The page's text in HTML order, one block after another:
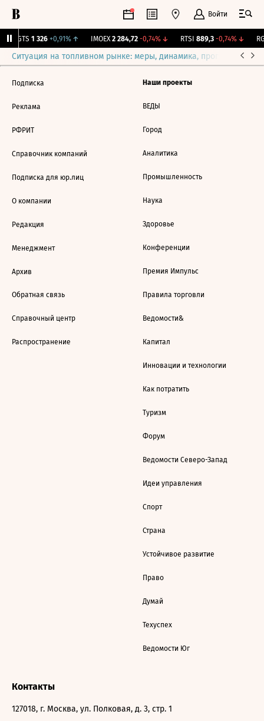
Войти
MGTS 1 326 +0,91%↑ IMOEX 2 284,72 -0,74%↓ RTSI 889,3 -0,74%↓
Ситуация на топливном рынке: меры, динамика, прогнозы
Подписка
Реклама
РФРИТ
Справочник компаний
Подписка для юр.лиц
О компании
Редакция
Менеджмент
Архив
Обратная связь
Справочный центр
Распространение
Наши проекты
ВЕДЫ
Город
Аналитика
Промышленность
Наука
Здоровье
Конференции
Премия Импульс
Правила торговли
Ведомости&
Капитал
Инновации и технологии
Как потратить
Туризм
Форум
Ведомости Северо-Запад
Идеи управления
Спорт
Страна
Устойчивое развитие
Право
Думай
Техуспех
Ведомости Юг
Контакты
127018, г. Москва, ул. Полковая, д. 3, стр. 1